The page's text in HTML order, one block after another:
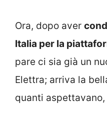
Ora, dopo aver
Italia per la
pare ci sia già un
Elettra; arriva la
quanti